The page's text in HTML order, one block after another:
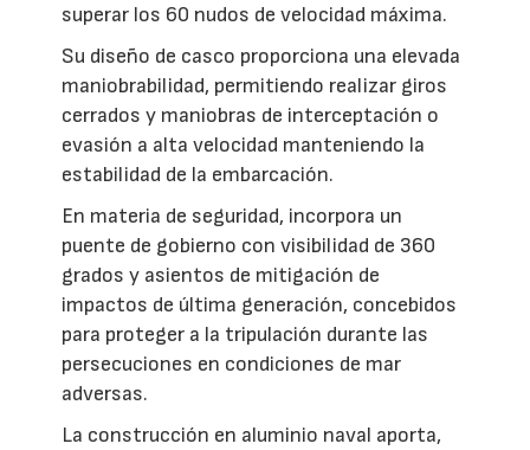
superar los 60 nudos de velocidad máxima.
Su diseño de casco proporciona una elevada
maniobrabilidad, permitiendo realizar giros
cerrados y maniobras de interceptación o
evasión a alta velocidad manteniendo la
estabilidad de la embarcación.
En materia de seguridad, incorpora un
puente de gobierno con visibilidad de 360
grados y asientos de mitigación de
impactos de última generación, concebidos
para proteger a la tripulación durante las
persecuciones en condiciones de mar
adversas.
La construcción en aluminio naval aporta,